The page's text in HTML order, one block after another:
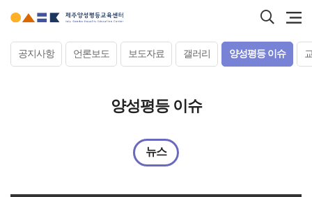
바로가기
검색
서브컨텐츠
공지사항 언론보도 보도자료 갤러리 양성평등 이슈
양성평등 이슈
뉴스